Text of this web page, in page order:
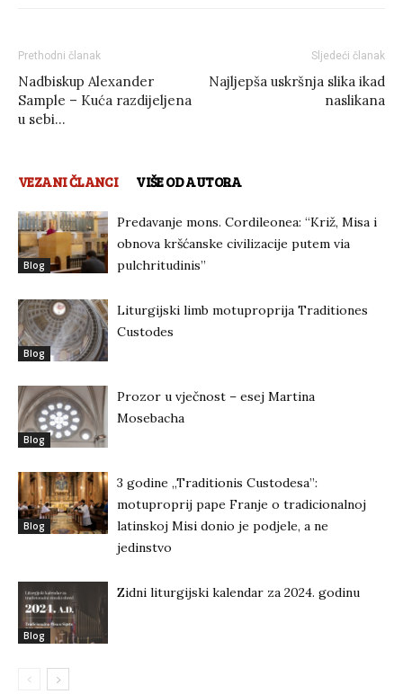
Prethodni članak
Nadbiskup Alexander
Sample – Kuća razdijeljena
u sebi…
Sljedeći članak
Najljepša uskršnja slika ikad
naslikana
VEZANI ČLANCI VIŠE OD AUTORA
Blog
Predavanje mons. Cordileonea: “Križ, Misa i
obnova kršćanske civilizacije putem via
pulchritudinis”
Blog
Liturgijski limb motuproprija Traditiones
Custodes
Blog
Prozor u vječnost – esej Martina
Mosebacha
Blog
3 godine „Traditionis Custodesa”:
motuproprij pape Franje o tradicionalnoj
latinskoj Misi donio je podjele, a ne
jedinstvo
Blog
Zidni liturgijski kalendar za 2024. godinu